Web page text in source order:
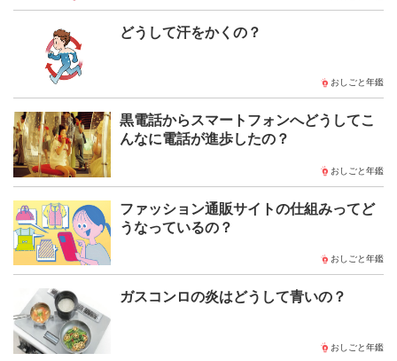
どうして汗をかくの？
おしごと年鑑
黒電話からスマートフォンへどうしてこ
んなに電話が進歩したの？
おしごと年鑑
ファッション通販サイトの仕組みってど
うなっているの？
おしごと年鑑
ガスコンロの炎はどうして青いの？
おしごと年鑑